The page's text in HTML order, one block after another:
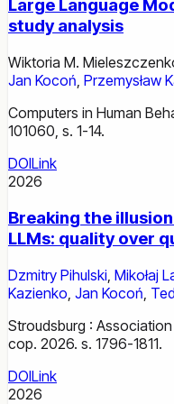
Large Language
study analysis
Wiktoria M.
Jan Kocoń, Przemysław
Computers in Human
101060, s. 1-14.
DOILink
2026
Breaking the
LLMs: quality over
Dzmitry Pihulski Mikołaj
Kazienko Jan Kocoń
Stroudsburg :
cop. 2026. s. 1796-1811.
DOILink
2026